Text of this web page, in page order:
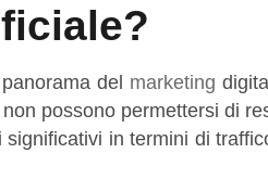
del marketing
possono permettersi di
in termini di